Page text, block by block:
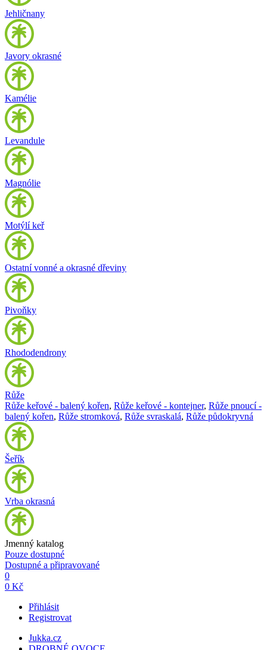
Jehličnany
Javory okrasné
Kamélie
Levandule
Magnólie
Motýlí keř
Ostatní vonné a okrasné dřeviny
Pivoňky
Rhododendrony
Růže
Růže keřové - balený kořen, Růže keřové - kontejner, Růže pnoucí -
balený kořen, Růže stromková, Růže svraskalá, Růže půdokryvná
Šeřík
Vrba okrasná
Jmenný katalog
Pouze dostupné
Dostupné a připravované
0
0 Kč
Přihlásit
Registrovat
Jukka.cz